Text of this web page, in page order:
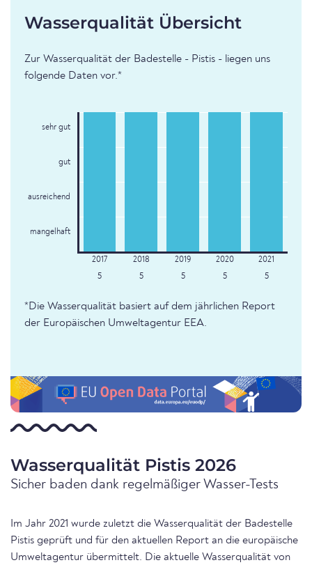
Wasserqualität Übersicht
Zur Wasserqualität der Badestelle - Pistis - liegen uns
folgende Daten vor.*
sehr gut
gut
ausreichend
mangelhaft
5 5 5 5 5
*Die Wasserqualität basiert auf dem jährlichen Report
der Europäischen Umweltagentur EEA.
Wasserqualität Pistis 2026
Sicher baden dank regelmäßiger Wasser-Tests
Im Jahr 2021 wurde zuletzt die Wasserqualität der Badestelle
Pistis geprüft und für den aktuellen Report an die europäische
Umweltagentur übermittelt. Die aktuelle Wasserqualität von